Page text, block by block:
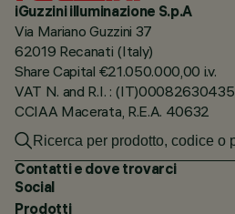
iGuzzini illuminazione S.p.A
Via Mariano Guzzini 37
62019 Recanati (Italy)
Share Capital €21.050.000,00 i.v.
VAT N. and R.I. : (IT)00082630435
CCIAA Macerata, R.E.A. 40632
Contatti e dove trovarci
Social
Prodotti